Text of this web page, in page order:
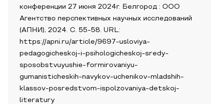
конференции 27 июня 2024г. Белгород : ООО
Агентство перспективных научных исследований
(АПНИ), 2024. С. 55-58. URL:
https://apni.ru/article/9697-usloviya-
pedagogicheskoj-i-psihologicheskoj-sredy-
sposobstvuyushie-formirovaniyu-
gumanisticheskih-navykov-uchenikov-mladshih-
klassov-posredstvom-ispolzovaniya-detskoj-
literatury